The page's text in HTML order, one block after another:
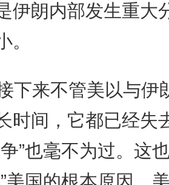
伊朗内部发生重大
。
下来不管美以与伊
时间，它都已经失
”也毫不为过。这